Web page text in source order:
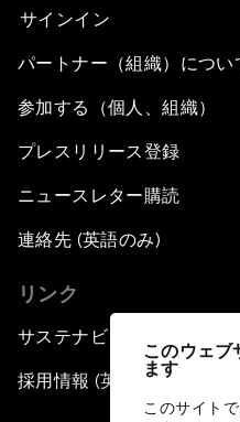
このウェ
ます
このサイト
サインイン
パートナー（組織）につい
参加する（個人、組織）
プレスリリース登録
ニュースレター購読
連絡先 (英語のみ)
リンク
サステナビリティへの取り
採用情報 (英語のみ)